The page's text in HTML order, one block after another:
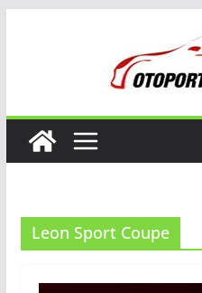
Leon Sport Coupe